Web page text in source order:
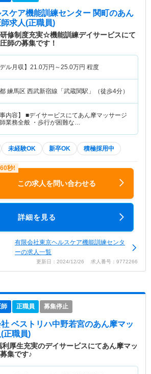
ケア機能訓練センター 関町のあん
求人(正職員)
研修制度充実☆機能訓練デイサービスにて
師の募集です！
ル月収】 21.0万円～25.0万円 程度
練馬区 西武新宿線「武蔵関駅」（徒歩4分）
事内容】 ■デイサービスにてあん摩マッサージ
業務全般 ・歩行が困難な…
未経験OK 新卒OK 積極採用中
この求人を問い合わせる
詳細を見る
有限会社東京ヘルスケア機能訓練センタ
ーの求人一覧
更新日：2024/12/26 求人番号：9772266
正職員 募集停止
ベストリハ中野若宮のあん摩マッ
正職員)
利厚生充実のデイサービスにてあん摩マッ
集です♪